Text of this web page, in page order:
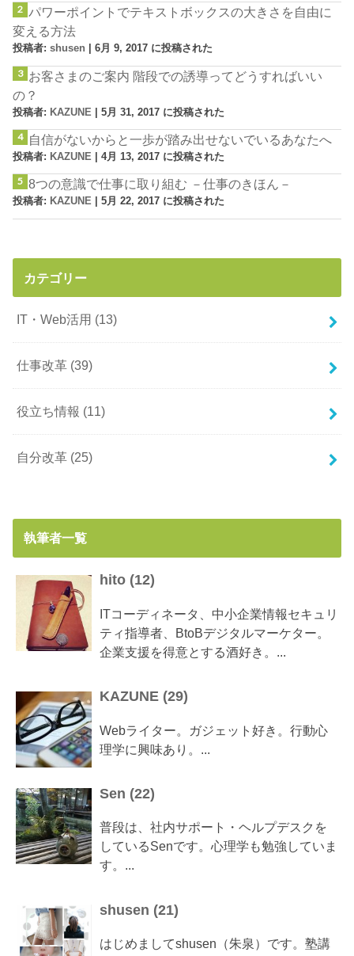
パワーポイントでテキストボックスの大きさを自由に
変える方法
投稿者:shusen |6月 9, 2017 に投稿された
お客さまのご案内 階段での誘導ってどうすればいい
の？
投稿者: KAZUNE |5月 31, 2017 に投稿された
自信がないからと一歩が踏み出せないでいるあなたへ
投稿者: KAZUNE |4月 13, 2017 に投稿された
8つの意識で仕事に取り組む －仕事のきほん－
投稿者: KAZUNE |5月 22, 2017 に投稿された
カテゴリー
IT・Web活用 (13)
仕事改革 (39)
役立ち情報 (11)
自分改革 (25)
執筆者一覧
hito (12)
ITコーディネータ、中小企業情報セキュリ
ティ指導者、BtoBデジタルマーケター。
企業支援を得意とする酒好き。...
KAZUNE (29)
Webライター。ガジェット好き。行動心
理学に興味あり。...
Sen (22)
普段は、社内サポート・ヘルプデスクを
しているSenです。心理学も勉強していま
す。...
shusen (21)
はじめましてshusen（朱泉）です。塾講